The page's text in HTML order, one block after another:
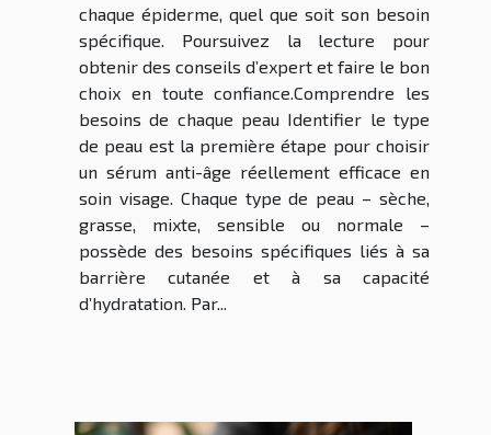
chaque épiderme, quel que soit son besoin
spécifique. Poursuivez la lecture pour
obtenir des conseils d’expert et faire le bon
choix en toute confiance.Comprendre les
besoins de chaque peau Identifier le type
de peau est la première étape pour choisir
un sérum anti-âge réellement efficace en
soin visage. Chaque type de peau – sèche,
grasse, mixte, sensible ou normale –
possède des besoins spécifiques liés à sa
barrière cutanée et à sa capacité
d’hydratation. Par...